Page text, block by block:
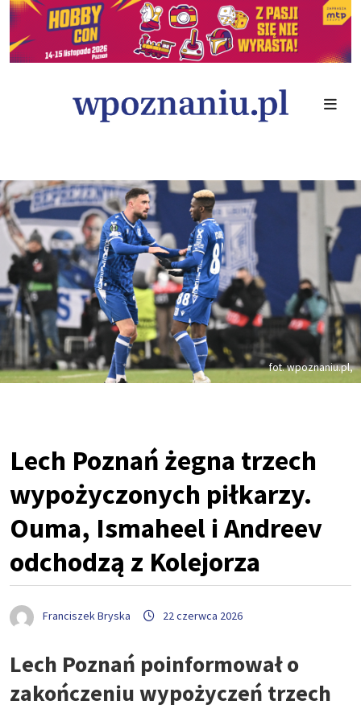
fot. wpoznaniu.pl,
Lech Poznań żegna trzech
wypożyczonych piłkarzy.
Ouma, Ismaheel i Andreev
odchodzą z Kolejorza
Franciszek Bryska 22 czerwca 2026
Lech Poznań poinformował o
zakończeniu wypożyczeń trzech